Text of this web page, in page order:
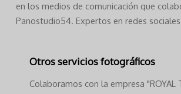
en los medios de comunicación que
Panostudio54. Expertos en redes
Otros servicios fotográficos
Colaboramos con la empresa "ROYAL